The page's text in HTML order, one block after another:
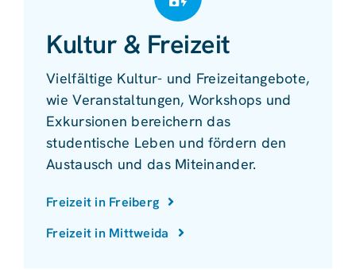
Kultur & Freizeit
Vielfältige Kultur- und Freizeitangebote,
wie Veranstaltungen, Workshops und
Exkursionen bereichern das
studentische Leben und fördern den
Austausch und das Miteinander.
Freizeit in Freiberg
Freizeit in Mittweida